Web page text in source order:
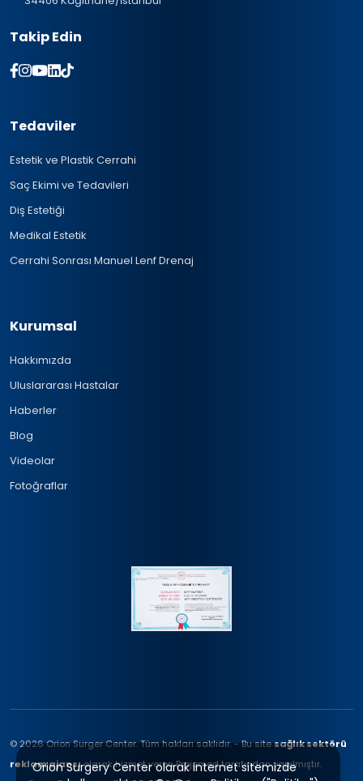
Takip Edin
Tedaviler
Estetik ve Plastik Cerrahi
Saç Ekimi ve Tedavileri
Diş Estetiği
Medikal Estetik
Cerrahi Sonrası Manuel Lenf Drenaj
Kurumsal
Hakkımızda
Uluslararası Hastalar
Haberler
Blog
Videolar
Fotoğraflar
© 2026 Orion Surger Center. Tüm hakları saklıdır. - Bu sitesağlık sektörü
reklam ajansıolarak hizmet veren Projemed tarafından yapılmıştır.
Orion Surgery Center olarak internet sitemizde